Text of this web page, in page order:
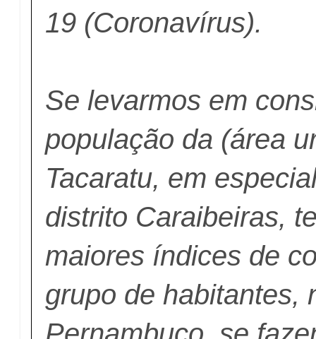
19 (Coronavírus).
Se levarmos em
população da (área
Tacaratu, em
distrito Caraibeiras,
maiores índices de
grupo de habitantes,